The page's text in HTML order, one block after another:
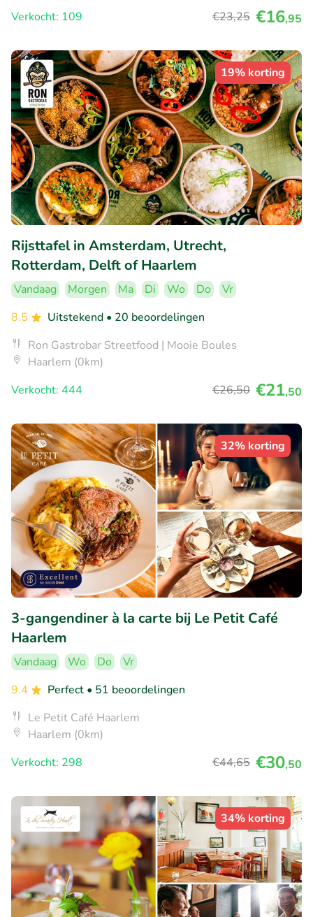
Verkocht: 109 €23,25 €16,95
19% korting
Rijsttafel in Amsterdam, Utrecht,
Rotterdam, Delft of Haarlem
Vandaag Morgen Ma Di Wo Do
Vr
8.5
Uitstekend • 20 beoordelingen
Ron Gastrobar Streetfood | Mooie Boules
Haarlem (0km)
Verkocht: 444
€26,50 €21,50
32% korting
3-gangendiner à la carte bij Le Petit Café
Haarlem
Vandaag Wo Do
Vr
9.4
Perfect • 51 beoordelingen
Le Petit Café Haarlem
Haarlem (0km)
Verkocht: 298
€44,65 €30,50
34% korting